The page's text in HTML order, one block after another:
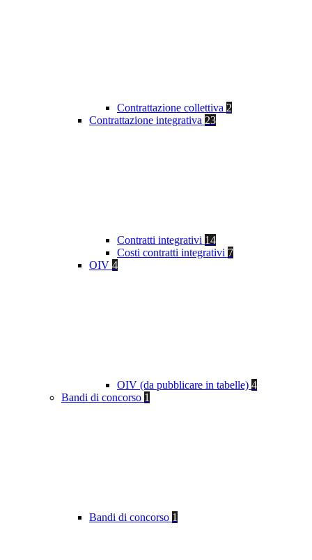
Contrattazione collettiva 2
Contrattazione integrativa 23
Contratti integrativi 14
Costi contratti integrativi 7
OIV 4
OIV (da pubblicare in tabelle) 4
Bandi di concorso 1
Bandi di concorso 1